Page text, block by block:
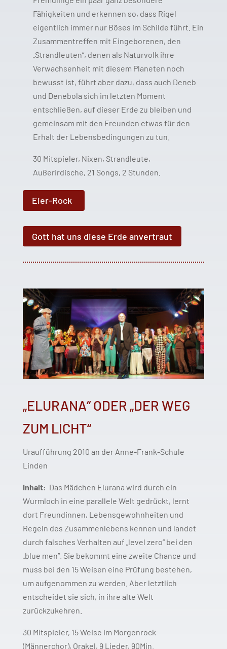
Fähigkeiten und erkennen so, dass Rigel
eigentlich immer nur Böses im Schilde führt. Ein
Zusammentreffen mit Eingeborenen, den
„Strandleuten“, denen als Naturvolk ihre
Verwachsenheit mit diesem Planeten noch
bewusst ist, führt aber dazu, dass auch Deneb
und Denebola sich im letzten Moment
entschließen, auf dieser Erde zu bleiben und
gemeinsam mit den Freunden etwas für den
Erhalt der Lebensbedingungen zu tun.
30 Mitspieler, Nixen, Strandleute,
Außerirdische, 21 Songs, 2 Stunden.
Eier-Rock
Gott hat uns diese Erde anvertraut
„ELURANA“ ODER „DER WEG
ZUM LICHT“
Uraufführung 2010 an der Anne-Frank-Schule
Linden
Inhalt: Das Mädchen Elurana wird durch ein
Wurmloch in eine parallele Welt gedrückt, lernt
dort Freundinnen, Lebensgewohnheiten und
Regeln des Zusammenlebens kennen und landet
durch falsches Verhalten auf „level zero“ bei den
„blue men“. Sie bekommt eine zweite Chance und
muss bei den 15 Weisen eine Prüfung bestehen,
um aufgenommen zu werden. Aber letztlich
entscheidet sie sich, in ihre alte Welt
zurückzukehren.
30 Mitspieler, 15 Weise im Morgenrock
(Männerchor), Orakel, 9 Lieder, 90Min.